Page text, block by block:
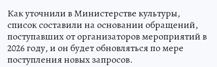
Как уточнили в Министерстве культуры,
список составили на основании обращений,
поступавших от организаторов мероприятий в
2026 году, и он будет обновляться по мере
поступления новых запросов.